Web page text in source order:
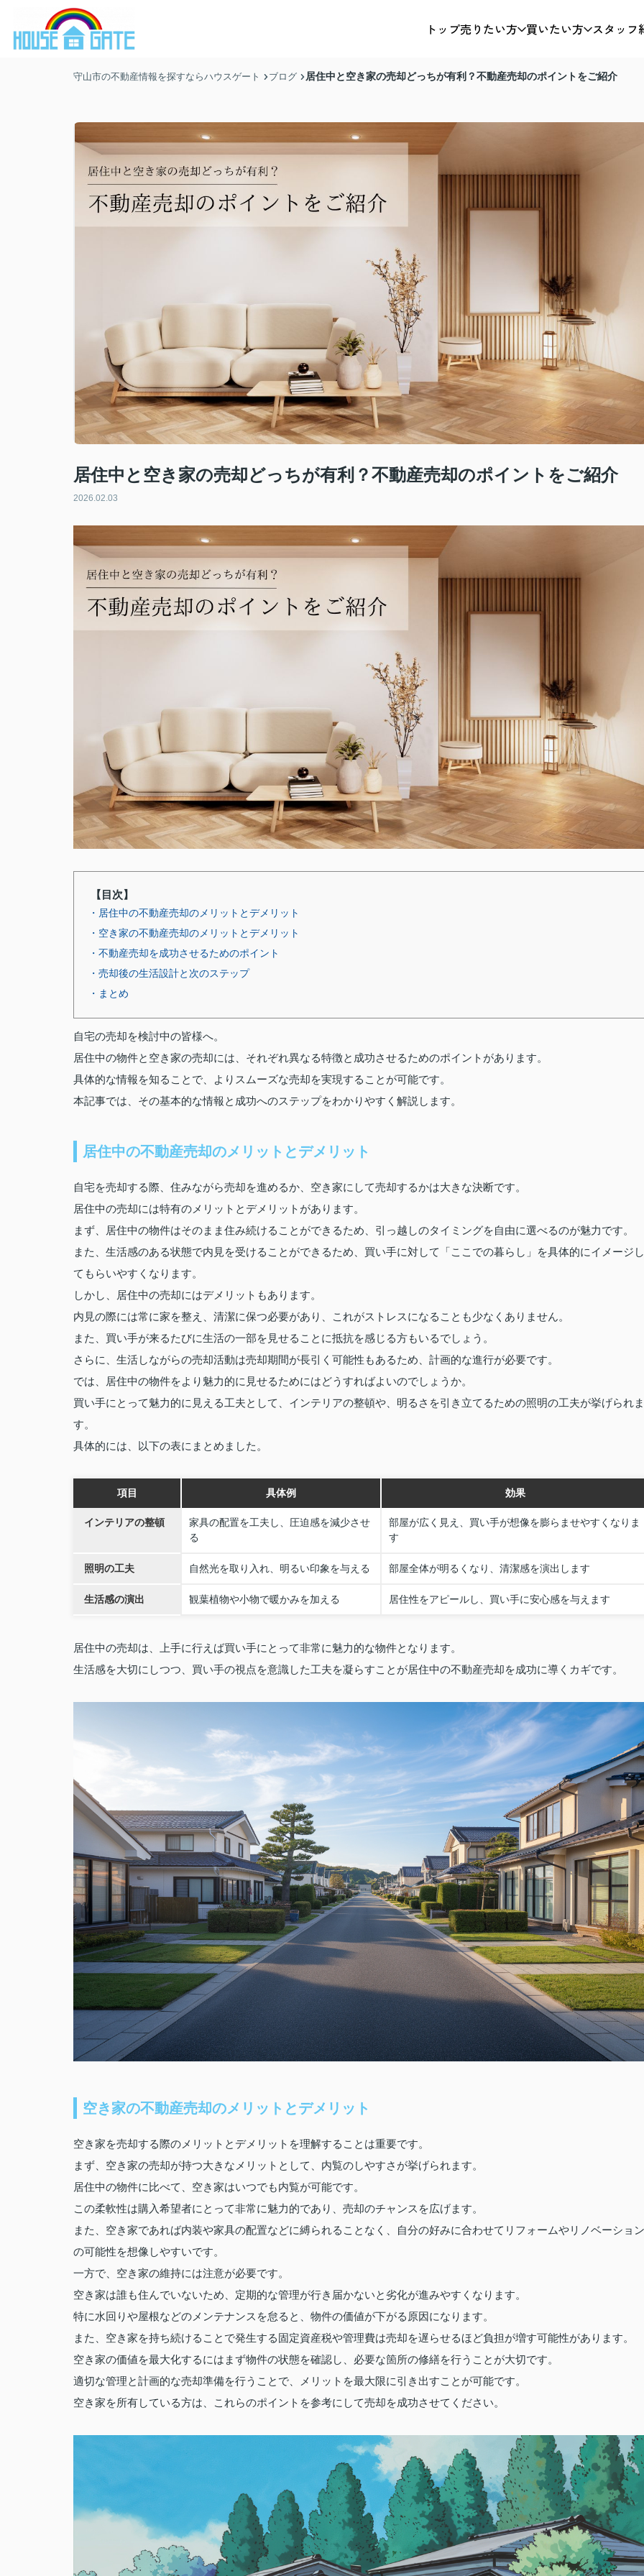
トップ売りたい方 買いたい方 スタッフ
守山市の不動産情報を探すならハウスゲート ブログ 居住中と空き家の売却どっちが有利？不動産売却のポイントをご紹介
居住中と空き家の売却どっちが有利？不動産売却のポイントをご紹介
2026.02.03
【目次】
・居住中の不動産売却のメリットとデメリット
・空き家の不動産売却のメリットとデメリット
・不動産売却を成功させるためのポイント
・売却後の生活設計と次のステップ
・まとめ
自宅の売却を検討中の皆様へ。
居住中の物件と空き家の売却には、それぞれ異なる特徴と成功させるためのポイントがあります。
具体的な情報を知ることで、よりスムーズな売却を実現することが可能です。
本記事では、その基本的な情報と成功へのステップをわかりやすく解説します。
居住中の不動産売却のメリットとデメリット
自宅を売却する際、住みながら売却を進めるか、空き家にして売却するかは大きな決断です。
居住中の売却には特有のメリットとデメリットがあります。
まず、居住中の物件はそのまま住み続けることができるため、引っ越しのタイミングを自由に選べるのが魅力です。
また、生活感のある状態で内見を受けることができるため、買い手に対して「ここでの暮らし」を具体的にイメージし
てもらいやすくなります。
しかし、居住中の売却にはデメリットもあります。
内見の際には常に家を整え、清潔に保つ必要があり、これがストレスになることも少なくありません。
また、買い手が来るたびに生活の一部を見せることに抵抗を感じる方もいるでしょう。
さらに、生活しながらの売却活動は売却期間が長引く可能性もあるため、計画的な進行が必要です。
では、居住中の物件をより魅力的に見せるためにはどうすればよいのでしょうか。
買い手にとって魅力的に見える工夫として、インテリアの整頓や、明るさを引き立てるための照明の工夫が挙げられま
す。
具体的には、以下の表にまとめました。
項目 具体例 効果
インテリアの整頓
家具の配置を工夫し、圧迫感を減少させ
る
部屋が広く見え、買い手が想像を膨らませやすくなりま
す
照明の工夫 自然光を取り入れ、明るい印象を与える 部屋全体が明るくなり、清潔感を演出します
生活感の演出 観葉植物や小物で暖かみを加える 居住性をアピールし、買い手に安心感を与えます
居住中の売却は、上手に行えば買い手にとって非常に魅力的な物件となります。
生活感を大切にしつつ、買い手の視点を意識した工夫を凝らすことが居住中の不動産売却を成功に導くカギです。
空き家の不動産売却のメリットとデメリット
空き家を売却する際のメリットとデメリットを理解することは重要です。
まず、空き家の売却が持つ大きなメリットとして、内覧のしやすさが挙げられます。
居住中の物件に比べて、空き家はいつでも内覧が可能です。
この柔軟性は購入希望者にとって非常に魅力的であり、売却のチャンスを広げます。
また、空き家であれば内装や家具の配置などに縛られることなく、自分の好みに合わせてリフォームやリノベーション
の可能性を想像しやすいです。
一方で、空き家の維持には注意が必要です。
空き家は誰も住んでいないため、定期的な管理が行き届かないと劣化が進みやすくなります。
特に水回りや屋根などのメンテナンスを怠ると、物件の価値が下がる原因になります。
また、空き家を持ち続けることで発生する固定資産税や管理費は売却を遅らせるほど負担が増す可能性があります。
空き家の価値を最大化するにはまず物件の状態を確認し、必要な箇所の修繕を行うことが大切です。
適切な管理と計画的な売却準備を行うことで、メリットを最大限に引き出すことが可能です。
空き家を所有している方は、これらのポイントを参考にして売却を成功させてください。